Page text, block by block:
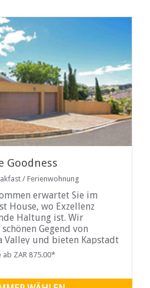
Goodness
/ Ferienwohnung
erwartet Sie im
House, wo Exzellenz
Haltung ist. Wir
Gegend von
Valley und bieten Kapstadt
Haustür der
ab ZAR 875.00*